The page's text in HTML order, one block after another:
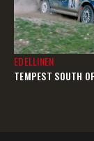
EDELLINEN